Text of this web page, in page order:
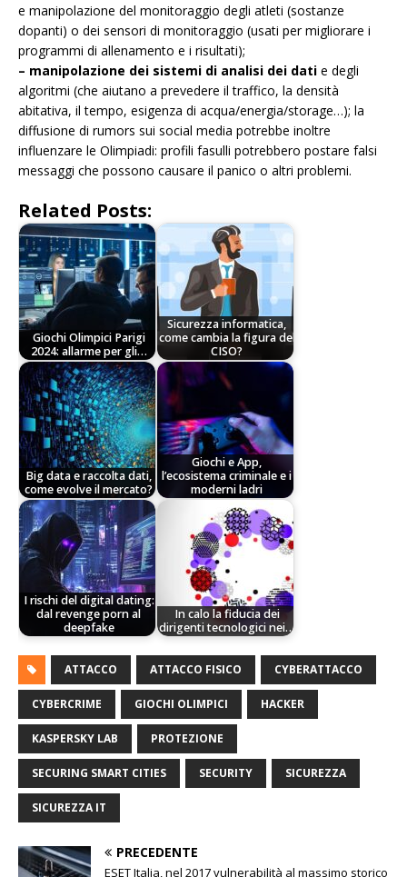
e manipolazione del monitoraggio degli atleti (sostanze
dopanti) o dei sensori di monitoraggio (usati per migliorare i
programmi di allenamento e i risultati);
– manipolazione dei sistemi di analisi dei dati e degli
algoritmi (che aiutano a prevedere il traffico, la densità
abitativa, il tempo, esigenza di acqua/energia/storage…); la
diffusione di rumors sui social media potrebbe inoltre
influenzare le Olimpiadi: profili fasulli potrebbero postare falsi
messaggi che possono causare il panico o altri problemi.
Related Posts:
Giochi Olimpici Parigi
2024: allarme per gli…
Sicurezza informatica,
come cambia la figura del
CISO?
Big data e raccolta dati,
come evolve il mercato?
Giochi e App,
l’ecosistema criminale e i
moderni ladri
I rischi del digital dating:
dal revenge porn al
deepfake
In calo la fiducia dei
dirigenti tecnologici nei…
ATTACCO ATTACCO FISICO CYBERATTACCO
CYBERCRIME GIOCHI OLIMPICI HACKER
KASPERSKY LAB PROTEZIONE
SECURING SMART CITIES SECURITY SICUREZZA
SICUREZZA IT
PRECEDENTE
ESET Italia, nel 2017 vulnerabilità al massimo storico